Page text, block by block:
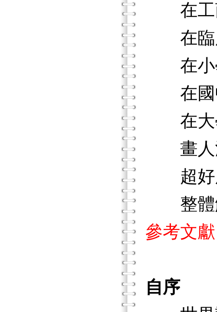
在工
在臨
在小
在國
在大
畫人
超好
整體
參考文獻
自序